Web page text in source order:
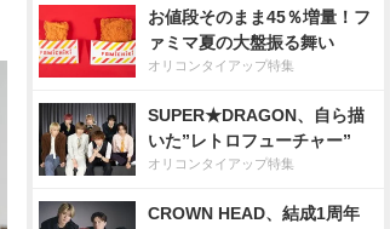
お値段そのまま45％増量！フ
ァミマ夏の大盤振る舞い
オリコンタイアップ特集
SUPER★DRAGON、自ら描
いた”レトロフューチャー”
オリコンタイアップ特集
CROWN HEAD、結成1周年